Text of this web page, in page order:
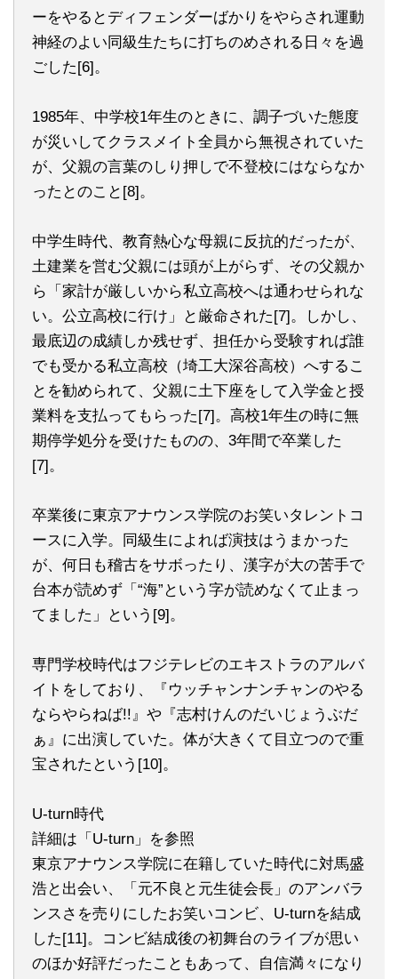
ーをやるとディフェンダーばかりをやらされ運動
神経のよい同級生たちに打ちのめされる日々を過
ごした[6]。
1985年、中学校1年生のときに、調子づいた態度
が災いしてクラスメイト全員から無視されていた
が、父親の言葉のしり押しで不登校にはならなか
ったとのこと[8]。
中学生時代、教育熱心な母親に反抗的だったが、
土建業を営む父親には頭が上がらず、その父親か
ら「家計が厳しいから私立高校へは通わせられな
い。公立高校に行け」と厳命された[7]。しかし、
最底辺の成績しか残せず、担任から受験すれば誰
でも受かる私立高校（埼工大深谷高校）へするこ
とを勧められて、父親に土下座をして入学金と授
業料を支払ってもらった[7]。高校1年生の時に無
期停学処分を受けたものの、3年間で卒業した
[7]。
卒業後に東京アナウンス学院のお笑いタレントコ
ースに入学。同級生によれば演技はうまかった
が、何日も稽古をサボったり、漢字が大の苦手で
台本が読めず「“海”という字が読めなくて止まっ
てました」という[9]。
専門学校時代はフジテレビのエキストラのアルバ
イトをしており、『ウッチャンナンチャンのやる
ならやらねば!!』や『志村けんのだいじょうぶだ
ぁ』に出演していた。体が大きくて目立つので重
宝されたという[10]。
U-turn時代
詳細は「U-turn」を参照
東京アナウンス学院に在籍していた時代に対馬盛
浩と出会い、「元不良と元生徒会長」のアンバラ
ンスさを売りにしたお笑いコンビ、U-turnを結成
した[11]。コンビ結成後の初舞台のライブが思い
のほか好評だったこともあって、自信満々になり